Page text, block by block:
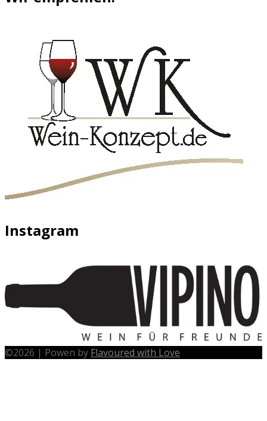
Instagram
©2026 | Powen by Flavoured with Love